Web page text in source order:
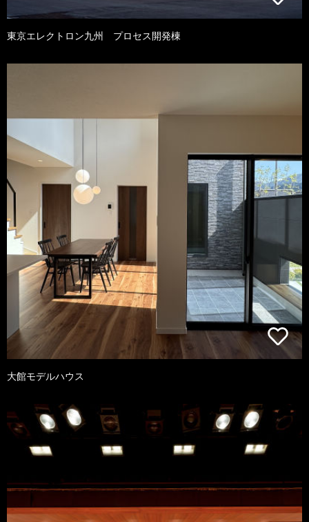
東京エレクトロン九州 プロセス開発棟
大館モデルハウス